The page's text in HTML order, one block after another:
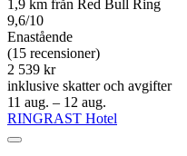
1,9 km från Red Bull Ring
9,6/10
Enastående
(15 recensioner)
2 539 kr
inklusive skatter och avgifter
11 aug. – 12 aug.
RINGRAST Hotel